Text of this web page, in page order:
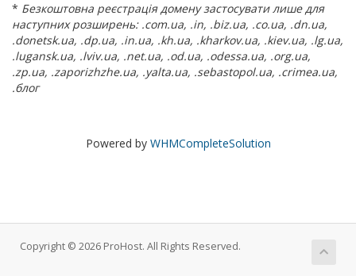
* Безкоштовна реєстрація домену застосувати лише для
наступних розширень: .com.ua, .in, .biz.ua, .co.ua, .dn.ua,
.donetsk.ua, .dp.ua, .in.ua, .kh.ua, .kharkov.ua, .kiev.ua, .lg.ua,
.lugansk.ua, .lviv.ua, .net.ua, .od.ua, .odessa.ua, .org.ua,
.zp.ua, .zaporizhzhe.ua, .yalta.ua, .sebastopol.ua, .crimea.ua,
.блог
Powered by WHMCompleteSolution
Copyright © 2026 ProHost. All Rights Reserved.